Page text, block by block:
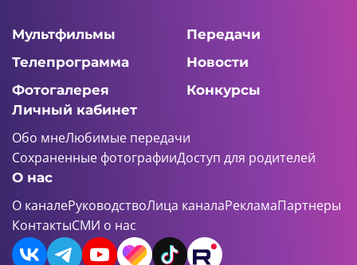
Мультфильмы
Передачи
Телепрограмма
Новости
Фотогалерея
Конкурсы
Личный кабинет
Обо мнеЛюбимые передачи
Сохраненные фотографииДоступ для родителей
О нас
О каналеРуководствоЛица каналаРекламаПартнеры
КонтактыСМИ о нас